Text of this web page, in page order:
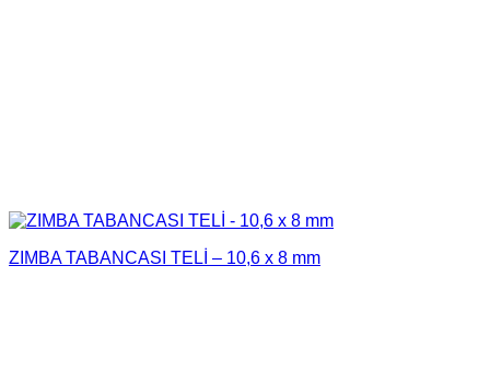
ZIMBA TABANCASI TELİ – 10,6 x 8 mm